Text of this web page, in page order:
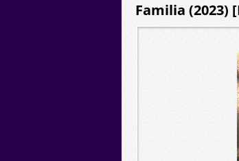
Familia (2023)